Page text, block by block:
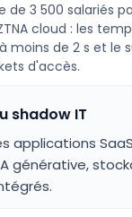
de 3 500 salariés
cloud : les
moins de 2 s et le
d'accès.
shadow IT
applications
générative,